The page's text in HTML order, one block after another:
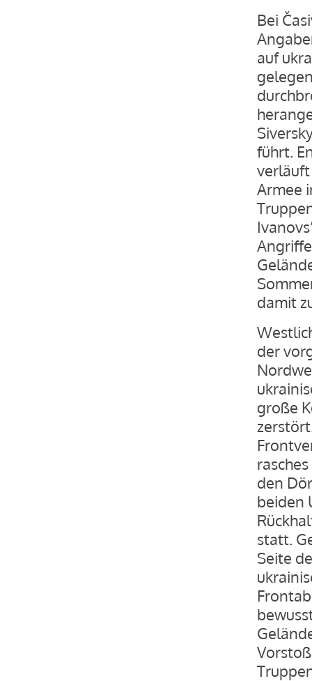
Bei
auf
führt.
Armee
damit
der
große
den
beiden
statt.
Seite